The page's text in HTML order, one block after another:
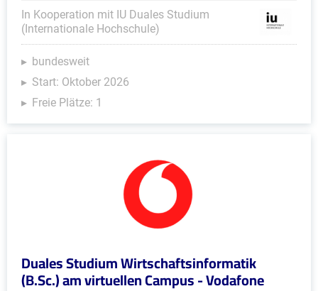
In Kooperation mit IU Duales Studium
(Internationale Hochschule)
bundesweit
Start: Oktober 2026
Freie Plätze: 1
Duales Studium Wirtschaftsinformatik
(B.Sc.) am virtuellen Campus - Vodafone